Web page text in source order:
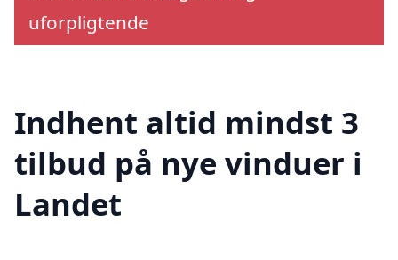
uforpligtende
Indhent altid mindst 3
tilbud på nye vinduer i
Landet